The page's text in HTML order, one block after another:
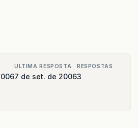
ULTIMA RESPOSTA
7 de set. de 2006
RESPOSTAS
3